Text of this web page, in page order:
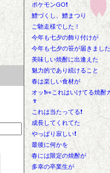
ポケモンGO❗
鱧づくし、鱧まつり
ご馳走様でした！
今年も七夕の飾り付けが
今年も七夕の笹が届きました
美味しい焼酎に出逢えた
魅力的であり続けること
春は楽しい食材が
オッ❗👀これはいけてる焼酎
🍷
これは当たってる❗
成長してくれてた
やっぱり寂しい❗
最後に何かを
春には限定の焼酎が
多幸の卒業生が